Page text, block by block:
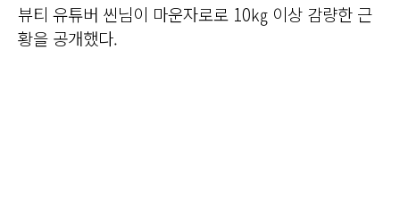
뷰티 유튜버 씬님이 마운자로로 10㎏ 이상 감량한 근
황을 공개했다.